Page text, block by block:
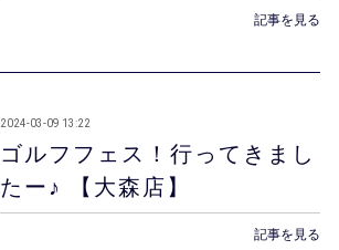
記事を見る
ゴルフフェス！行ってきまし
たー♪ 【大森店】
2024-03-09 13:22
記事を見る